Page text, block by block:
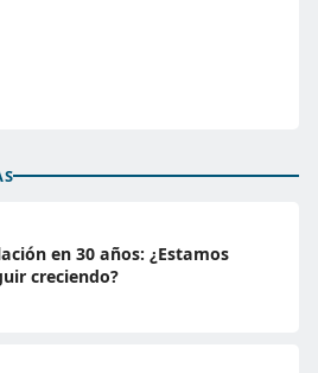
en 30 años: ¿Estamos
creciendo?